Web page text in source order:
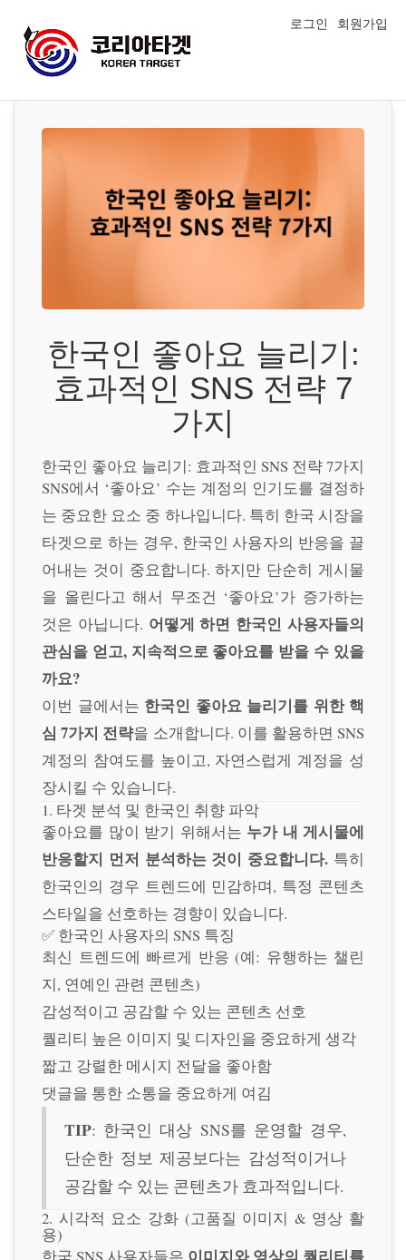
로그인 회원가입
한국인 좋아요 늘리기:
효과적인 SNS 전략 7
가지
한국인 좋아요 늘리기: 효과적인 SNS 전략 7가지
SNS에서 ‘좋아요’ 수는 계정의 인기도를 결정하
는 중요한 요소 중 하나입니다. 특히 한국 시장을
타겟으로 하는 경우, 한국인 사용자의 반응을 끌
어내는 것이 중요합니다. 하지만 단순히 게시물
을 올린다고 해서 무조건 ‘좋아요’가 증가하는
것은 아닙니다. 어떻게 하면 한국인 사용자들의
관심을 얻고, 지속적으로 좋아요를 받을 수 있을
까요?
이번 글에서는 한국인 좋아요 늘리기를 위한 핵
심 7가지 전략을 소개합니다. 이를 활용하면 SNS
계정의 참여도를 높이고, 자연스럽게 계정을 성
장시킬 수 있습니다.
1. 타겟 분석 및 한국인 취향 파악
좋아요를 많이 받기 위해서는 누가 내 게시물에
반응할지 먼저 분석하는 것이 중요합니다. 특히
한국인의 경우 트렌드에 민감하며, 특정 콘텐츠
스타일을 선호하는 경향이 있습니다.
✅ 한국인 사용자의 SNS 특징
최신 트렌드에 빠르게 반응 (예: 유행하는 챌린
지, 연예인 관련 콘텐츠)
감성적이고 공감할 수 있는 콘텐츠 선호
퀄리티 높은 이미지 및 디자인을 중요하게 생각
짧고 강렬한 메시지 전달을 좋아함
댓글을 통한 소통을 중요하게 여김
TIP: 한국인 대상 SNS를 운영할 경우,
단순한 정보 제공보다는 감성적이거나
공감할 수 있는 콘텐츠가 효과적입니다.
2. 시각적 요소 강화 (고품질 이미지 & 영상 활
용)